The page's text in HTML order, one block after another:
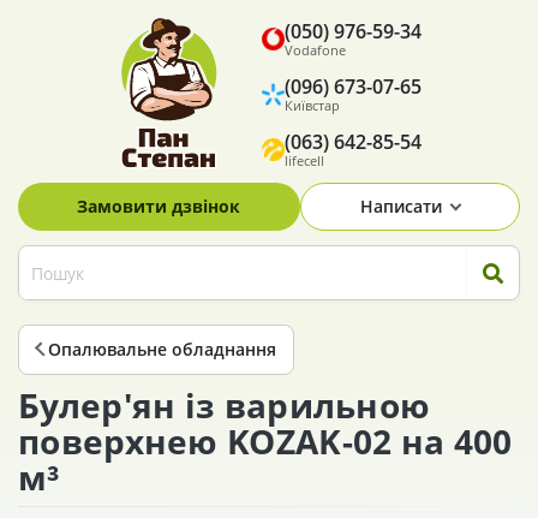
Vodafone
(050) 976-59-34
Київстар
(096) 673-07-65
lifecell
(063) 642-85-54
Замовити дзвінок Написати
Опалювальне обладнання
Булер'ян із варильною
поверхнею KOZAK-02 на 400
м³